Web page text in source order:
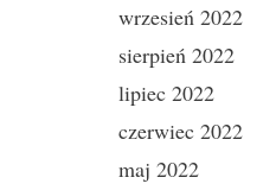
wrzesień 2022
sierpień 2022
lipiec 2022
czerwiec 2022
maj 2022